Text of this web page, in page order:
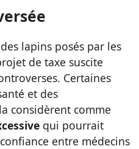
lapins posés par les
de taxe suscite
Certaines
et des
considèrent comme
qui pourrait
entre médecins